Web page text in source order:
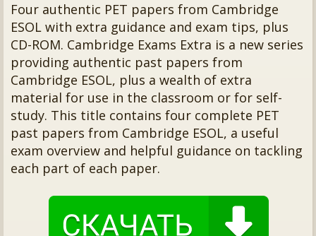
Four authentic PET papers from Cambridge
ESOL with extra guidance and exam tips, plus
CD-ROM. Cambridge Exams Extra is a new series
providing authentic past papers from
Cambridge ESOL, plus a wealth of extra
material for use in the classroom or for self-
study. This title contains four complete PET
past papers from Cambridge ESOL, a useful
exam overview and helpful guidance on tackling
each part of each paper.